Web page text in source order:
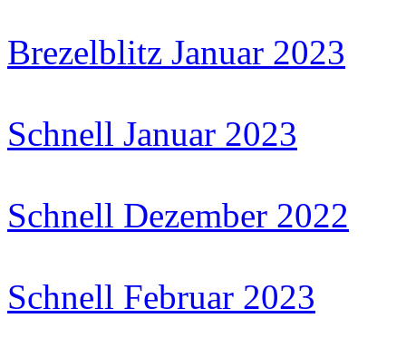
Brezelblitz Januar 2023
Schnell Januar 2023
Schnell Dezember 2022
Schnell Februar 2023